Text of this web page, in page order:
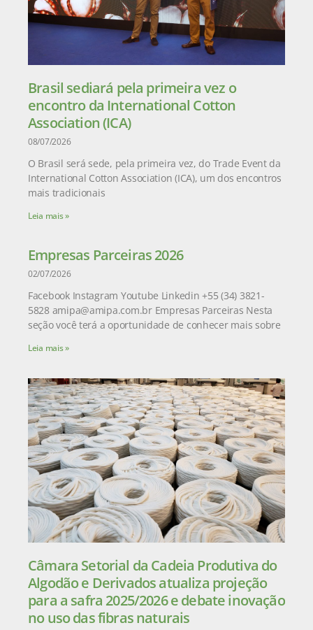
Brasil sediará pela primeira vez o
encontro da International Cotton
Association (ICA)
08/07/2026
O Brasil será sede, pela primeira vez, do Trade Event da
International Cotton Association (ICA), um dos encontros
mais tradicionais
Leia mais »
Empresas Parceiras 2026
02/07/2026
Facebook Instagram Youtube Linkedin +55 (34) 3821-
5828 amipa@amipa.com.br Empresas Parceiras Nesta
seção você terá a oportunidade de conhecer mais sobre
Leia mais »
Câmara Setorial da Cadeia Produtiva do
Algodão e Derivados atualiza projeção
para a safra 2025/2026 e debate inovação
no uso das fibras naturais